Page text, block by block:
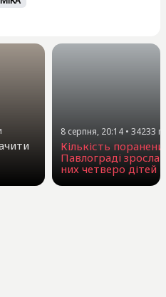
8 серпня, 20:14 • 34233
Кількість
Павлограді зросла
них четверо дітей